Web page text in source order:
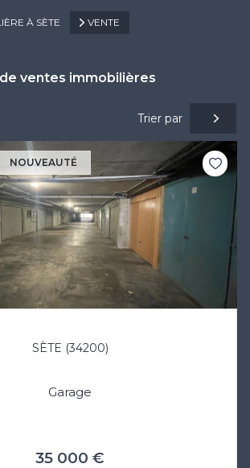
À SÈTE VENTE
ventes immobilières
Trier par
NOUVEAUTÉ
SÈTE (34200)
Garage
35 000 €